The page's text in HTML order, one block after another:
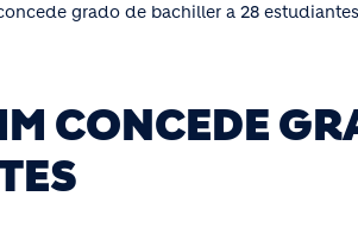
grado de bachiller a 28 estudiantes
CONCEDE